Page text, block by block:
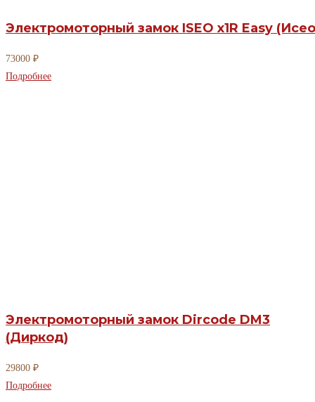
Электромоторный замок ISEO x1R Easy
73000 ₽
Подробнее
Электромоторный замок Dircode DM3
(Диркод)
29800 ₽
Подробнее